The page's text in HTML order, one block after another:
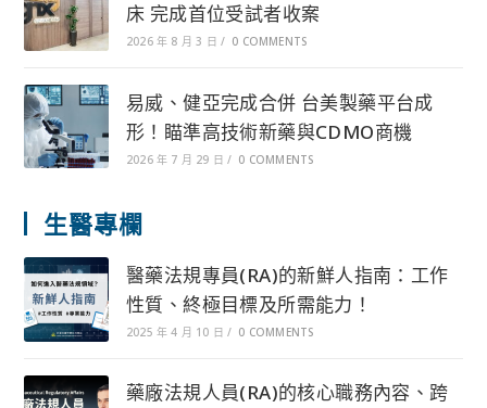
床 完成首位受試者收案
2026 年 8 月 3 日 / 0 COMMENTS
易威、健亞完成合併 台美製藥平台成
形！瞄準高技術新藥與CDMO商機
2026 年 7 月 29 日 / 0 COMMENTS
生醫專欄
醫藥法規專員(RA)的新鮮人指南：工作
性質、終極目標及所需能力！
2025 年 4 月 10 日 / 0 COMMENTS
藥廠法規人員(RA)的核心職務內容、跨